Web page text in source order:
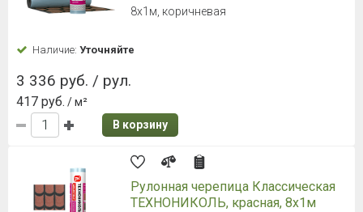
8х1м, коричневая
Наличие: Уточняйте
3 336 руб. / рул.
417 руб. / м²
В корзину
Рулонная черепица Классическая
ТЕХНОНИКОЛЬ, красная, 8х1м